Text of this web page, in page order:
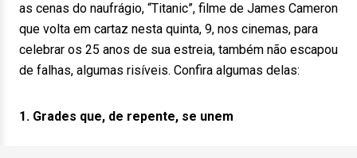
as cenas do naufrágio, “Titanic”, filme de James Cameron
que volta em cartaz nesta quinta, 9, nos cinemas, para
celebrar os 25 anos de sua estreia, também não escapou
de falhas, algumas risíveis. Confira algumas delas:
1. Grades que, de repente, se unem